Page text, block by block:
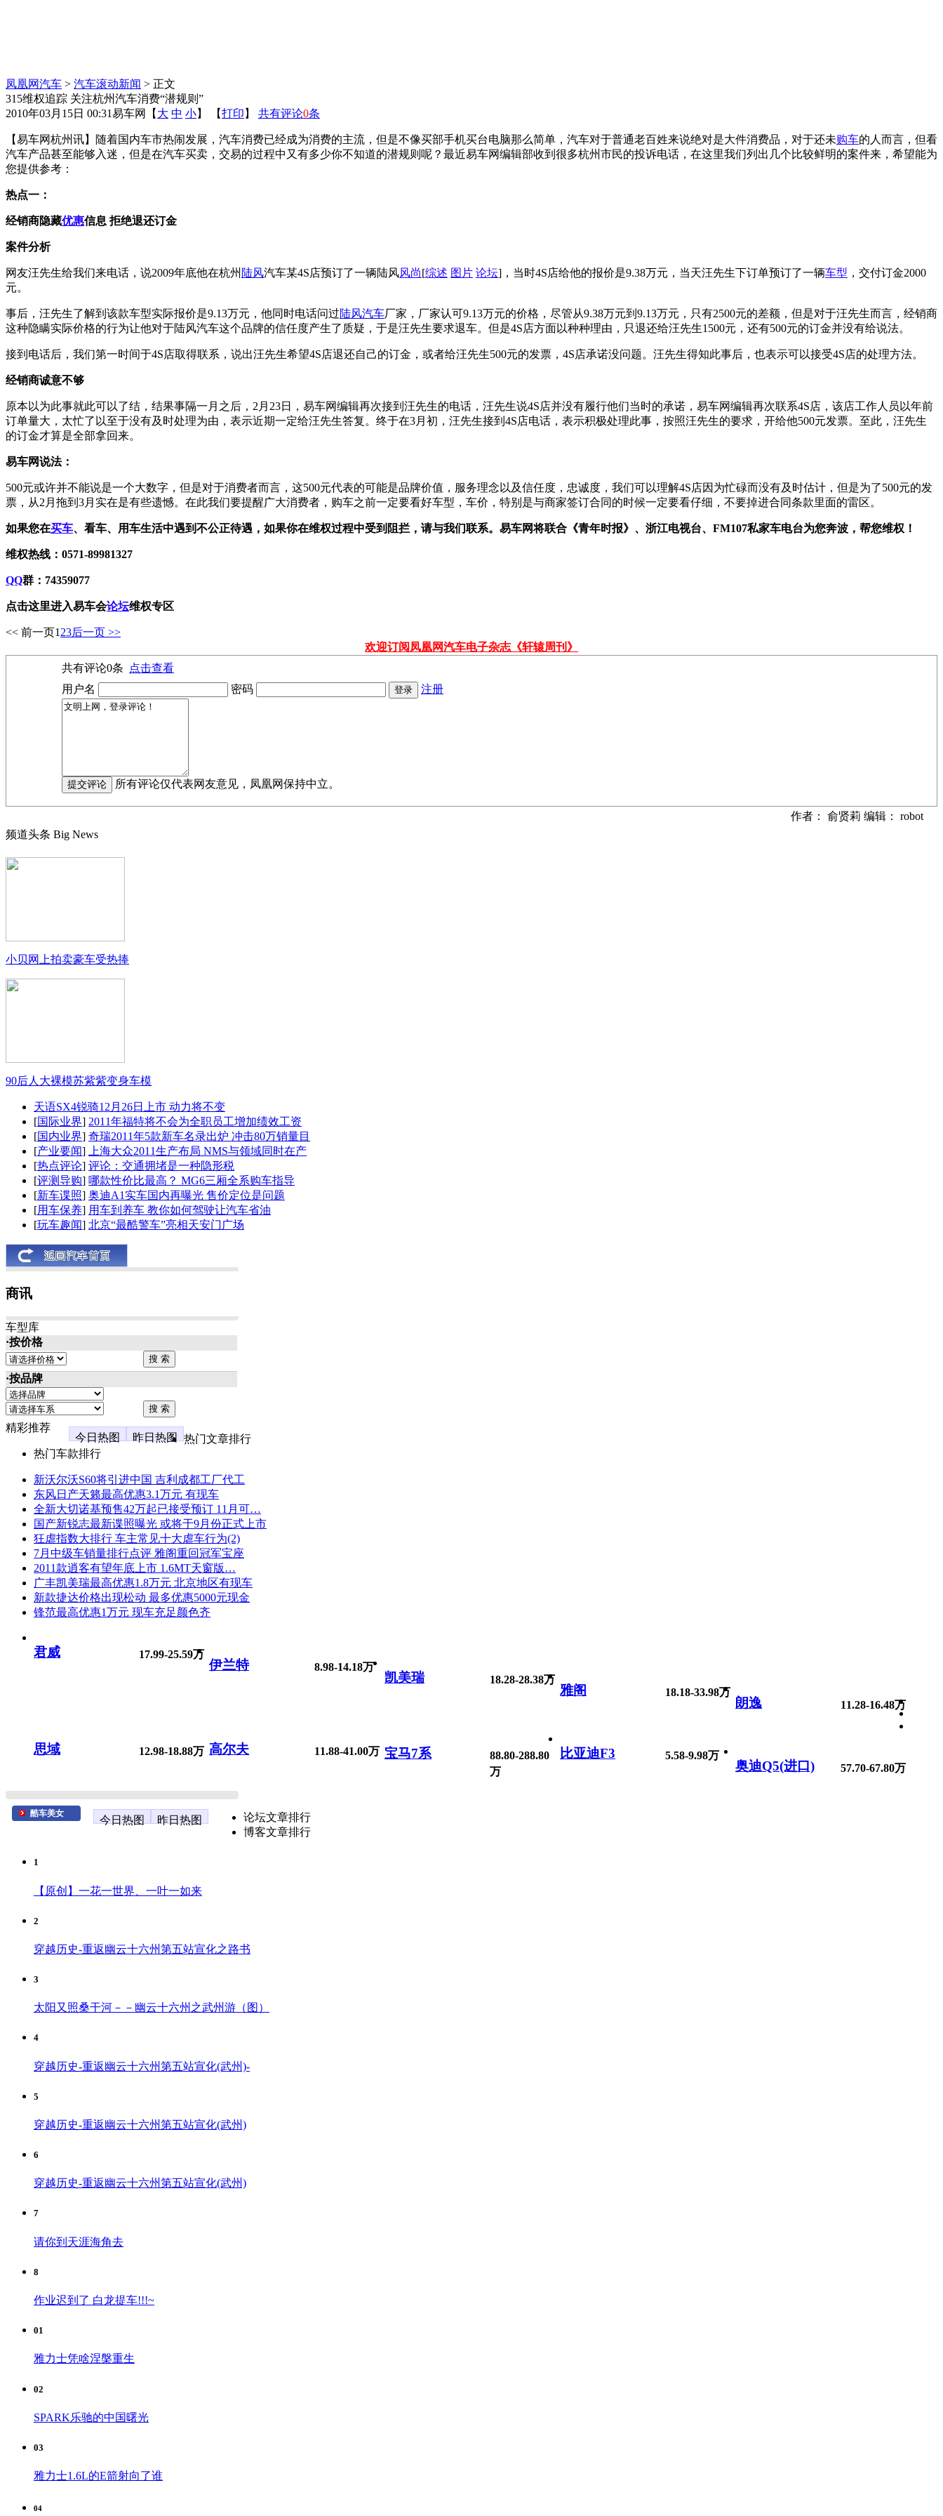
凤凰网汽车 > 汽车滚动新闻 > 正文
315维权追踪 关注杭州汽车消费“潜规则”
2010年03月15日 00:31易车网 【 大 中 小】 【打印 】 共有评论0条
【易车网杭州讯】随着国内车市热闹发展，汽车消费已经成为消费的主流，但是不像买部手机买台电脑那么简单，汽车对于普通老百姓来说绝对是大件消费品，对于还未购车的人而言，但看
汽车产品甚至能够入迷，但是在汽车买卖，交易的过程中又有多少你不知道的潜规则呢？最近易车网编辑部收到很多杭州市民的投诉电话，在这里我们列出几个比较鲜明的案件来，希望能为
您提供参考：
热点一：
经销商隐藏优惠信息 拒绝退还订金
案件分析
网友汪先生给我们来电话，说2009年底他在杭州 陆风汽车某4S店预订了一辆陆风风尚[综述 图片 论坛]，当时4S店给他的报价是9.38万元，当天汪先生下订单预订了一辆车型 ，交付订金2000
元。
事后，汪先生了解到该款车型实际报价是9.13万元，他同时电话问过陆风汽车厂家，厂家认可9.13万元的价格，尽管从9.38万元到9.13万元，只有2500元的差额，但是对于汪先生而言，经销商
这种隐瞒实际价格的行为让他对于陆风汽车这个品牌的信任度产生了质疑，于是汪先生要求退车。但是4S店方面以种种理由，只退还给汪先生1500元，还有500元的订金并没有给说法。
接到电话后，我们第一时间于4S店取得联系，说出汪先生希望4S店退还自己的订金，或者给汪先生500元的发票，4S店承诺没问题。汪先生得知此事后，也表示可以接受4S店的处理方法。
经销商诚意不够
原本以为此事就此可以了结，结果事隔一月之后，2月23日，易车网编辑再次接到汪先生的电话，汪先生说4S店并没有履行他们当时的承诺，易车网编辑再次联系4S店，该店工作人员以年前
订单量大，太忙了以至于没有及时处理为由，表示近期一定给汪先生答复。终于在3月初，汪先生接到4S店电话，表示积极处理此事，按照汪先生的要求，开给他500元发票。至此，汪先生
的订金才算是全部拿回来。
易车网说法：
500元或许并不能说是一个大数字，但是对于消费者而言，这500元代表的可能是品牌价值，服务理念以及信任度，忠诚度，我们可以理解4S店因为忙碌而没有及时估计，但是为了500元的发
票，从2月拖到3月实在是有些遗憾。在此我们要提醒广大消费者，购车之前一定要看好车型，车价，特别是与商家签订合同的时候一定要看仔细，不要掉进合同条款里面的雷区。
如果您在买车、看车、用车生活中遇到不公正待遇，如果你在维权过程中受到阻拦，请与我们联系。易车网将联合《青年时报》、浙江电视台、FM107私家车电台为您奔波，帮您维权！
维权热线：0571-89981327
QQ群：74359077
点击这里进入易车会论坛维权专区
<< 前一页1 23后一页 >>
欢迎订阅凤凰网汽车电子杂志《轩辕周刊》
共有评论0条
点击查看
用户名
密码 注册
所有评论仅代表网友意见，凤凰网保持中立。
作者： 俞贤莉 编辑： robot
频道头条 Big News
小贝网上拍卖豪车受热捧
90后人大裸模苏紫紫变身车模
天语SX4锐骑12月26日上市 动力将不变
[国际业界] 2011年福特将不会为全职员工增加绩效工资
[国内业界] 奇瑞2011年5款新车名录出炉 冲击80万销量目
[产业要闻]
上海大众2011生产布局 NMS与领域同时在产
[热点评论] 评论：交通拥堵是一种隐形税
[评测导购] 哪款性价比最高？ MG6三厢全系购车指导
[新车谍照] 奥迪A1实车国内再曝光 售价定位是问题
[用车保养] 用车到养车 教你如何驾驶让汽车省油
[玩车趣闻] 北京“最酷警车”亮相天安门广场
商讯
车型库
·按价格
·按品牌
精彩推荐
今日热图
昨日热图
热门文章排行
热门车款排行
新沃尔沃S60将引进中国 吉利成都工厂代工
东风日产天籁最高优惠3.1万元 有现车
全新大切诺基预售42万起已接受预订 11月可…
国产新锐志最新谍照曝光 或将于9月份正式上市
狂虐指数大排行 车主常见十大虐车行为(2)
7月中级车销量排行点评 雅阁重回冠军宝座
2011款逍客有望年底上市 1.6MT天窗版…
广丰凯美瑞最高优惠1.8万元 北京地区有现车
新款捷达价格出现松动 最多优惠5000元现金
锋范最高优惠1万元 现车充足颜色齐
君威 17.99-25.59万
伊兰特 8.98-14.18万
凯美瑞 18.28-28.38万
雅阁 18.18-33.98万
朗逸 11.28-16.48万
思域 12.98-18.88万 高尔夫 11.88-41.00万 宝马7系
88.80-288.80
万
比亚迪F3 5.58-9.98万
奥迪Q5(进口) 57.70-67.80万
酷车美女
今日热图 昨日热图
论坛文章排行
博客文章排行
1
【原创】一花一世界、一叶一如来
2
穿越历史-重返幽云十六州第五站宣化之路书
3
太阳又照桑干河－－幽云十六州之武州游（图）
4
穿越历史-重返幽云十六州第五站宣化(武州)-
5
穿越历史-重返幽云十六州第五站宣化(武州)
6
穿越历史-重返幽云十六州第五站宣化(武州)
7
请你到天涯海角去
8
作业迟到了 白龙提车!!!~
01
雅力士凭啥涅槃重生
02
SPARK乐驰的中国曙光
03
雅力士1.6L的E箭射向了谁
04